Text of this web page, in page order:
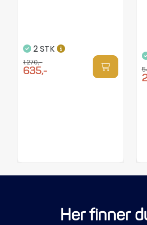
2 STK
1.270,-
635,-
Her finner